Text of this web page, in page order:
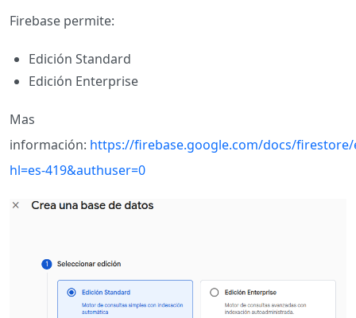
Firebase permite:
Edición Standard
Edición Enterprise
Mas
información: https://firebase.google.com/docs/firestore/
hl=es-419&authuser=0